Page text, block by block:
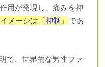
用が発現し、痛みを抑
メージは「抑制 」 であ
で、世界的な男性ファ